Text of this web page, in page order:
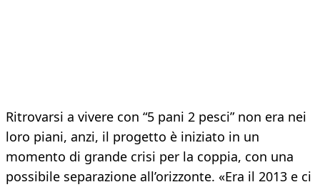
Ritrovarsi a vivere con “5 pani 2 pesci” non era nei
loro piani, anzi, il progetto è iniziato in un
momento di grande crisi per la coppia, con una
possibile separazione all’orizzonte. «Era il 2013 e ci